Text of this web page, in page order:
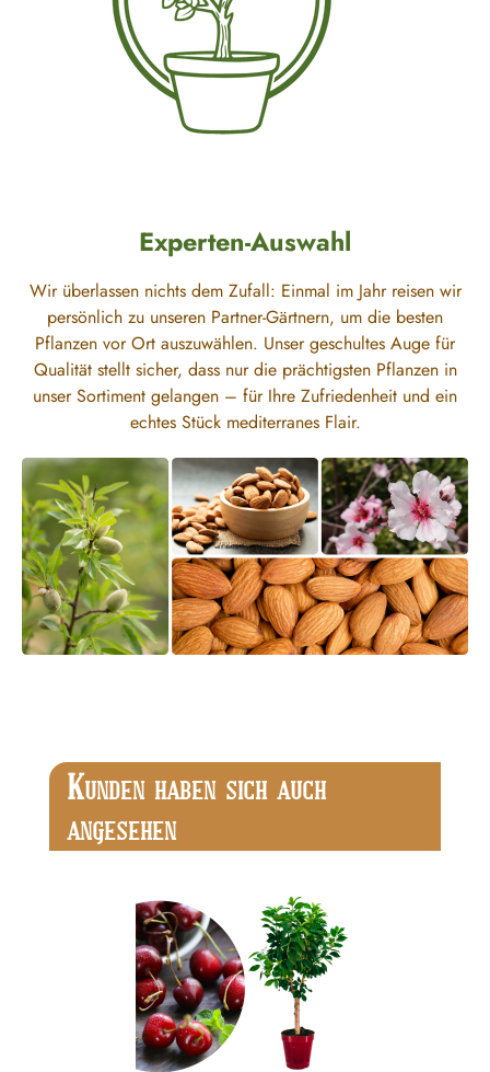
Experten-Auswahl
Wir überlassen nichts dem Zufall: Einmal im Jahr reisen wir
persönlich zu unseren Partner-Gärtnern, um die besten
Pflanzen vor Ort auszuwählen. Unser geschultes Auge für
Qualität stellt sicher, dass nur die prächtigsten Pflanzen in
unser Sortiment gelangen – für Ihre Zufriedenheit und ein
echtes Stück mediterranes Flair.
Produktgalerie überspringen
KUNDEN HABEN SICH AUCH
ANGESEHEN